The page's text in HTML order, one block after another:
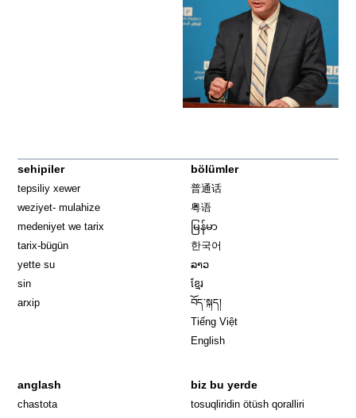
sehipiler
tepsiliy xewer
weziyet- mulahize
medeniyet we tarix
tarix-bügün
yette su
sin
arxip
bölümler
普通话
粤语
မြန်မာ
한국어
ລາວ
ខ្មែរ
བོད་སྐད།
Tiếng Việt
English
anglash
chastota
biz bu yerde
tosuqliridin ötüsh qoralliri